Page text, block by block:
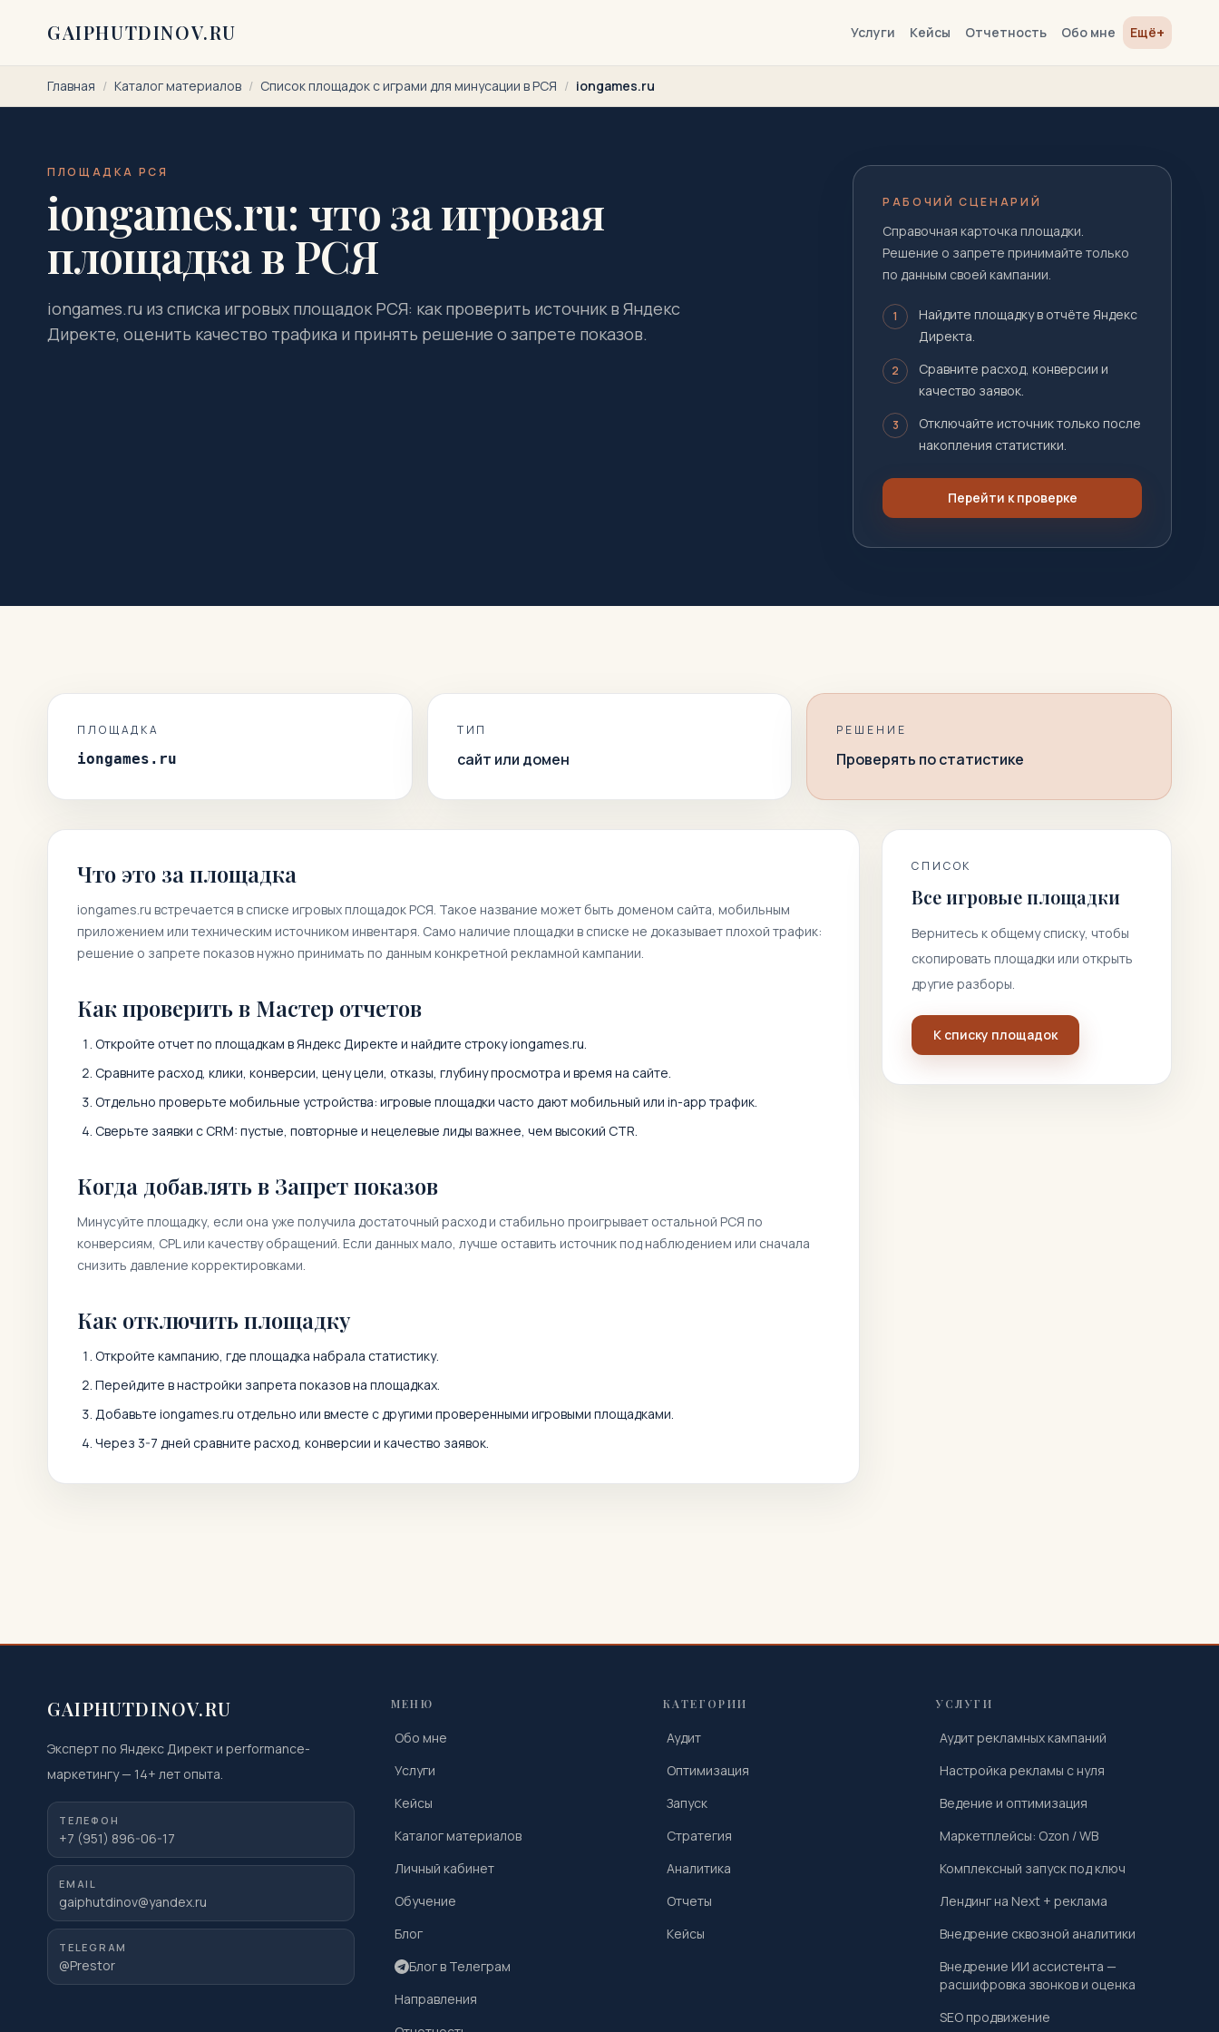
GAIPHUTDINOV.RU Услуги Кейсы Отчетность Обо мне Ещё+
Главная / Каталог материалов / Список площадок с играми для минусации в РСЯ / iongames.ru
ПЛОЩАДКА РСЯ
iongames.ru: что за игровая
площадка в РСЯ
iongames.ru из списка игровых площадок РСЯ: как проверить источник в Яндекс
Директе, оценить качество трафика и принять решение о запрете показов.
РАБОЧИЙ СЦЕНАРИЙ
Справочная карточка площадки.
Решение о запрете принимайте только
по данным своей кампании.
1
Найдите площадку в отчёте Яндекс
Директа.
2
Сравните расход, конверсии и
качество заявок.
3
Отключайте источник только после
накопления статистики.
Перейти к проверке
ПЛОЩАДКА
iongames.ru
ТИП
сайт или домен
РЕШЕНИЕ
Проверять по статистике
Что это за площадка
iongames.ru встречается в списке игровых площадок РСЯ. Такое название может быть доменом сайта, мобильным
приложением или техническим источником инвентаря. Само наличие площадки в списке не доказывает плохой трафик:
решение о запрете показов нужно принимать по данным конкретной рекламной кампании.
Как проверить в Мастер отчетов
Откройте отчет по площадкам в Яндекс Директе и найдите строкуiongames.ru.
Сравните расход, клики, конверсии, цену цели, отказы, глубину просмотра и время на сайте.
Отдельно проверьте мобильные устройства: игровые площадки часто дают мобильный или in-app трафик.
Сверьте заявки с CRM: пустые, повторные и нецелевые лиды важнее, чем высокий CTR.
Когда добавлять в Запрет показов
Минусуйте площадку, если она уже получила достаточный расход и стабильно проигрывает остальной РСЯ по
конверсиям, CPL или качеству обращений. Если данных мало, лучше оставить источник под наблюдением или сначала
снизить давление корректировками.
Как отключить площадку
Откройте кампанию, где площадка набрала статистику.
Перейдите в настройки запрета показов на площадках.
Добавьте iongames.ru отдельно или вместе с другими проверенными игровыми площадками.
Через 3-7 дней сравните расход, конверсии и качество заявок.
СПИСОК
Все игровые площадки
Вернитесь к общему списку, чтобы
скопировать площадки или открыть
другие разборы.
К списку площадок
GAIPHUTDINOV.RU
Эксперт по Яндекс Директ и performance-
маркетингу— 14+ лет опыта.
ТЕЛЕФОН
+7 (951) 896-06-17
EMAIL
gaiphutdinov@yandex.ru
TELEGRAM
@Prestor
МЕНЮ
Обо мне
Услуги
Кейсы
Каталог материалов
Личный кабинет
Обучение
Блог
Блог в Телеграм
Направления
КАТЕГОРИИ
Аудит
Оптимизация
Запуск
Стратегия
Аналитика
Отчеты
Кейсы
УСЛУГИ
Аудит рекламных кампаний
Настройка рекламы с нуля
Ведение и оптимизация
Маркетплейсы: Ozon / WB
Комплексный запуск под ключ
Лендинг на Next + реклама
Внедрение сквозной аналитики
Внедрение ИИ ассистента —
расшифровка звонков и оценка
SEO продвижение